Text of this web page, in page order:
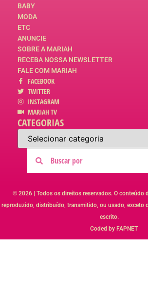
BABY
MODA
ETC
ANUNCIE
SOBRE A MARIAH
RECEBA NOSSA NEWSLETTER
FALE COM MARIAH
FACEBOOK
TWITTER
INSTAGRAM
MARIAH TV
CATEGORIAS
© 2026 | Todos os direitos reservados. O conteúdo
reproduzido, distribuído, transmitido, ou usado, exceto
escrito.
Coded by FAPNET